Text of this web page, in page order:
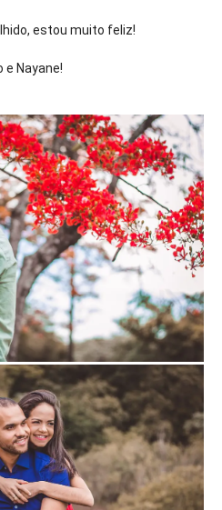
estou muito feliz!
e Nayane!